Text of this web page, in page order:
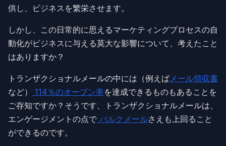
供し、ビジネスを繁栄させます。
しかし、この日常的に思えるマーケティングプロセスの自
動化がビジネスに与える莫大な影響について、考えたこと
はありますか？
トランザクショナルメールの中には（例えば メール領収書
など）
114％のオープン率を達成できるものもあることを
ご存知ですか？そうです、トランザクショナルメールは、
エンゲージメントの点で バルクメールさえも上回ること
ができるのです。